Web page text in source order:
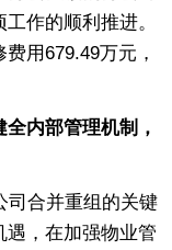
作的顺利推进。
用679.49万元，
内部管理机制，
合并重组的关键
遇，在加强物业管